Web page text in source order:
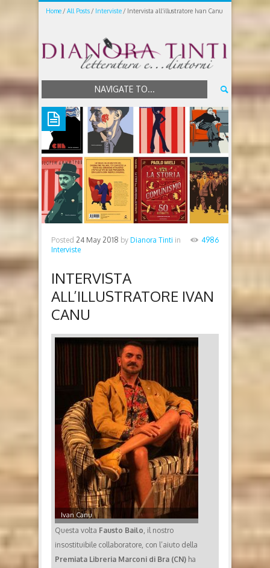
Home All Posts Interviste Intervista all’illustratore Ivan Canu
NAVIGATE TO...
Posted 24 May 2018 by Dianora Tinti in
Interviste
4986
INTERVISTA
ALL’ILLUSTRATORE IVAN
CANU
Ivan Canu
Questa volta Fausto Bailo , il nostro
insostituibile collaboratore, con l’aiuto della
Premiata Libreria Marconi di Bra (CN) ha